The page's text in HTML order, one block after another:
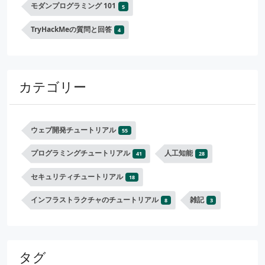
モダンプログラミング 101 5
TryHackMeの質問と回答 4
カテゴリー
ウェブ開発チュートリアル 55
プログラミングチュートリアル 41 人工知能 28
セキュリティチュートリアル 18
インフラストラクチャのチュートリアル 8 雑記 3
タグ